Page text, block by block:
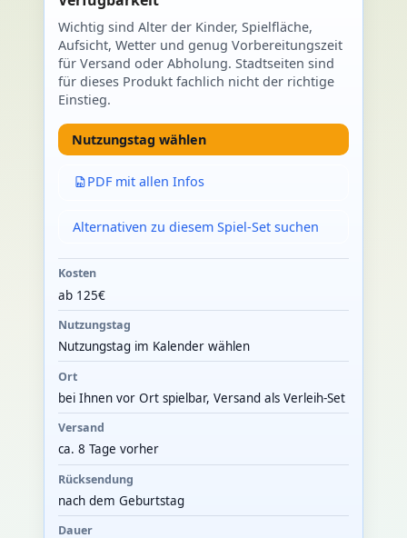
Wichtig sind Alter der Kinder, Spielfläche,
Aufsicht, Wetter und genug Vorbereitungszeit
für Versand oder Abholung. Stadtseiten sind
für dieses Produkt fachlich nicht der richtige
Einstieg.
Nutzungstag wählen
PDF mit allen Infos
Alternativen zu diesem Spiel-Set suchen
Kosten
ab 125€
Nutzungstag
Nutzungstag im Kalender wählen
Ort
bei Ihnen vor Ort spielbar, Versand als Verleih-Set
Versand
ca. 8 Tage vorher
Rücksendung
nach dem Geburtstag
Dauer